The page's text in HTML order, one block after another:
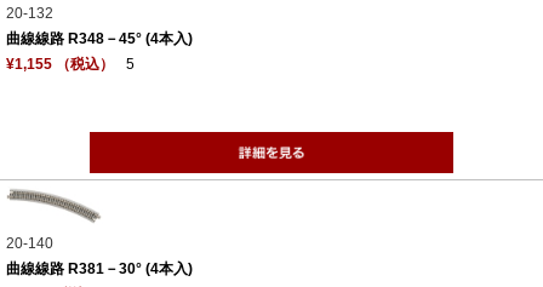
20-132
曲線線路 R348－45° (4本入)
¥1,155 （税込）
5
20-140
曲線線路 R381－30° (4本入)